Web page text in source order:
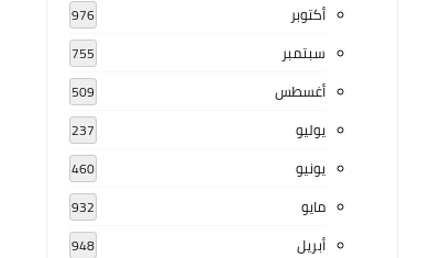
أكتوبر 976
سبتمبر 755
أغسطس 509
يوليو 237
يونيو 460
مايو 932
أبريل 948